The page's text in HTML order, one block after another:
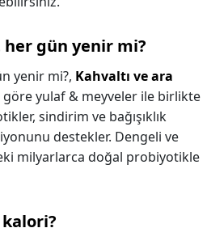
gün yenir mi?
yenir mi?, Kahvaltı ve ara
göre yulaf & meyveler ile birlikte
sindirim ve bağışıklık
destekler. Dengeli ve
milyarlarca doğal probiyotikle